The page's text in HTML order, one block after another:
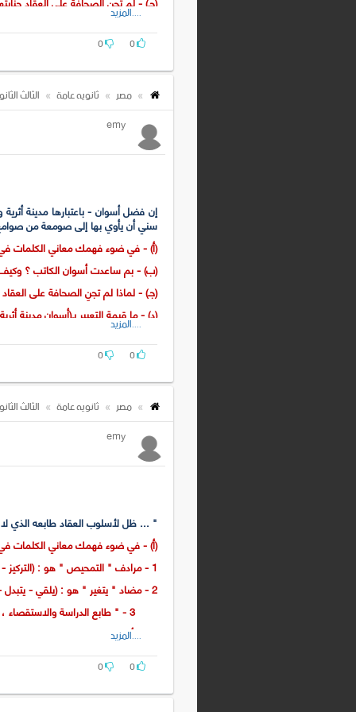
(هـ) - ماذا أفاد العطف في : (الكفاح
(و) - كيف تحقق التكوين الفني
....المزيد
0
0
مصر ثانويه عامة الثالث
emy
إن فضل أسوان - باعتبارها مدينة
سني أن يأوي بها إلى صومعة من
(أ) - في ضوء فهمك معاني الكلمات
(ب) - بم ساعدت أسوان الكاتب ؟ وكيف
(جـ) - لماذا لم تجنِ الصحافة على العقاد
(د) - ما قيمة التعبير بـ(أسوان مدينة
(و) - ما نوع الأسلوب الذي آثرته
....المزيد
0
0
مصر ثانويه عامة الثالث
emy
" ... ظل لأسلوب العقاد طابعه الذي
(أ) - في ضوء فهمك معاني الكلمات في
1 - مرادف " التمحيص " هو : (التركيز - الاهتمام - التدقيق - التفكير) .
2 - مضاد " يتغير " هو : (يلقي - يتبدل - يتحرك - يثبت) .
3 - " طابع الدراسة والاستقصاء ، والتمحيص " هذا التعبير يشير إلى : (كثرة التعقيد - تنوع الدراسة - عمق الفكر - استخدام العقل)
(ب) - أثرت خصائص العقاد الشخصية
(جـ) - حياة العقاد سلسلة متصلة من
(د) - ما الجمال في : " ظل لأسلوب
(هـ) - استخرج من الفقرة : إطناباً ،
....المزيد
0
0